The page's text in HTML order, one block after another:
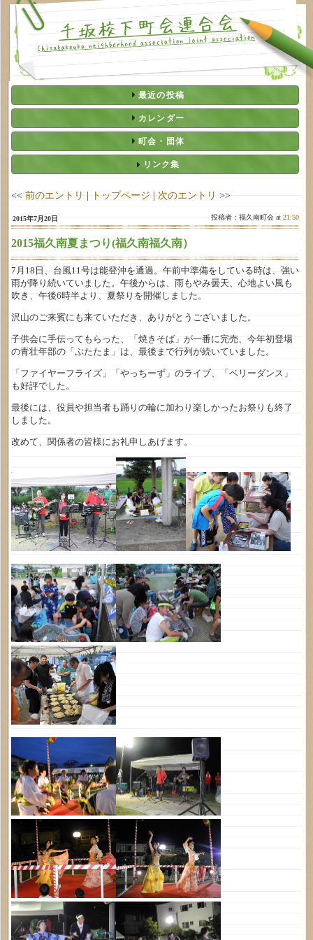
最近の投稿
カレンダー
町会・団体
リンク集
<< 前のエントリ | トップページ | 次のエントリ >>
2015年7月20日 投稿者：福久南町会 at21:50
2015福久南夏まつり(福久南福久南）
7月18日、台風11号は能登沖を通過。午前中準備をしている時は、強い
雨が降り続いていました。午後からは、雨もやみ曇天、心地よい風も
吹き、午後6時半より、夏祭りを開催しました。
沢山のご来賓にも来ていただき、ありがとうございました。
子供会に手伝ってもらった、「焼きそば」が一番に完売、今年初登場
の青壮年部の「ぶたたま」は、最後まで行列が続いていました。
「ファイヤーフライズ」「やっちーず」のライブ、「ベリーダンス」
も好評でした。
最後には、役員や担当者も踊りの輪に加わり楽しかったお祭りも終了
しました。
改めて、関係者の皆様にお礼申しあげます。